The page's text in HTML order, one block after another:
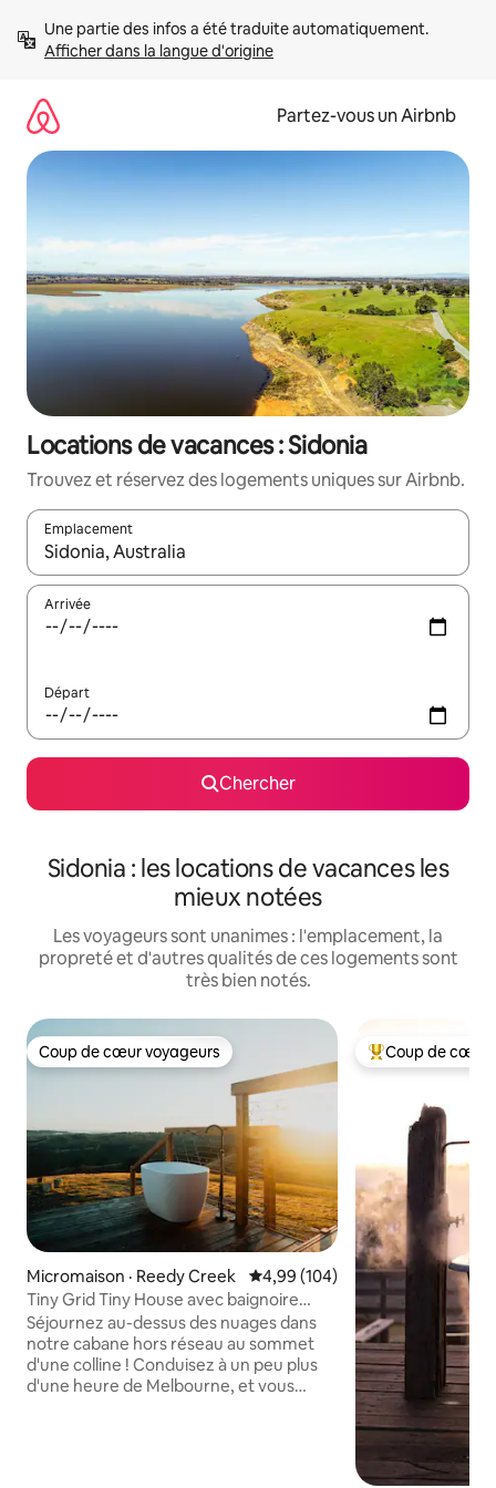
directement
Afficher dans la langue d'origine
Partez-vous un Airbnb
Locations de vacances : Sidonia
Trouvez et réservez des logements uniques sur Airbnb.
Emplacement
Quand les résultats sont affichés, parcourez-les en utilisant
Arrivée
Départ
Chercher
Sidonia : les locations de vacances les
mieux notées
Les voyageurs sont unanimes : l'emplacement, la
propreté et d'autres qualités de ces logements sont
très bien notés.
Coup de cœur voyageurs
Coup de cœur voyageurs
Micromaison · Reedy Creek Note moyenne de 4,99 sur 5,
4,99 (104)
Tiny Grid Tiny House avec baignoire
extérieure
Séjournez au-dessus des nuages dans
notre cabane hors réseau au sommet
d'une colline ! Conduisez à un peu plus
d'une heure de Melbourne, et vous
Coup de cœur
Coup de cœur